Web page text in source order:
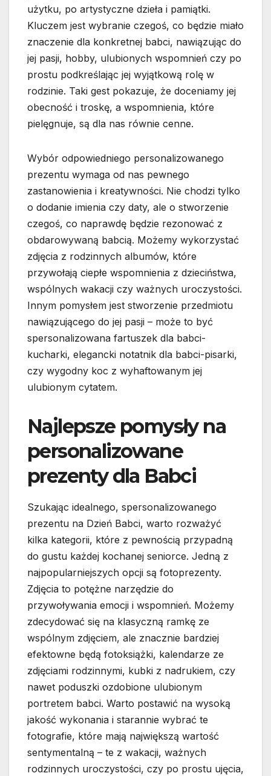
użytku, po artystyczne dzieła i pamiątki.
Kluczem jest wybranie czegoś, co będzie miało
znaczenie dla konkretnej babci, nawiązując do
jej pasji, hobby, ulubionych wspomnień czy po
prostu podkreślając jej wyjątkową rolę w
rodzinie. Taki gest pokazuje, że doceniamy jej
obecność i troskę, a wspomnienia, które
pielęgnuje, są dla nas równie cenne.
Wybór odpowiedniego personalizowanego
prezentu wymaga od nas pewnego
zastanowienia i kreatywności. Nie chodzi tylko
o dodanie imienia czy daty, ale o stworzenie
czegoś, co naprawdę będzie rezonować z
obdarowywaną babcią. Możemy wykorzystać
zdjęcia z rodzinnych albumów, które
przywołają ciepłe wspomnienia z dzieciństwa,
wspólnych wakacji czy ważnych uroczystości.
Innym pomysłem jest stworzenie przedmiotu
nawiązującego do jej pasji – może to być
spersonalizowana fartuszek dla babci-
kucharki, elegancki notatnik dla babci-pisarki,
czy wygodny koc z wyhaftowanym jej
ulubionym cytatem.
Najlepsze pomysły na
personalizowane
prezenty dla Babci
Szukając idealnego, spersonalizowanego
prezentu na Dzień Babci, warto rozważyć
kilka kategorii, które z pewnością przypadną
do gustu każdej kochanej seniorce. Jedną z
najpopularniejszych opcji są fotoprezenty.
Zdjęcia to potężne narzędzie do
przywoływania emocji i wspomnień. Możemy
zdecydować się na klasyczną ramkę ze
wspólnym zdjęciem, ale znacznie bardziej
efektowne będą fotoksiążki, kalendarze ze
zdjęciami rodzinnymi, kubki z nadrukiem, czy
nawet poduszki ozdobione ulubionym
portretem babci. Warto postawić na wysoką
jakość wykonania i starannie wybrać te
fotografie, które mają największą wartość
sentymentalną – te z wakacji, ważnych
rodzinnych uroczystości, czy po prostu ujęcia,